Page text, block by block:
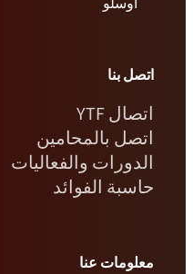
اتصل بنا
اتصال YTF
اتصل بالمحامين
الدورات والفعاليات
حاسبة الفوائد
معلومات عنا